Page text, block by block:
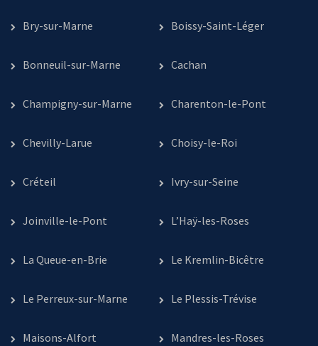
Bry-sur-Marne Boissy-Saint-Léger
Bonneuil-sur-Marne Cachan
Champigny-sur-Marne Charenton-le-Pont
Chevilly-Larue Choisy-le-Roi
Créteil Ivry-sur-Seine
Joinville-le-Pont L’Haÿ-les-Roses
La Queue-en-Brie Le Kremlin-Bicêtre
Le Perreux-sur-Marne Le Plessis-Trévise
Maisons-Alfort Mandres-les-Roses